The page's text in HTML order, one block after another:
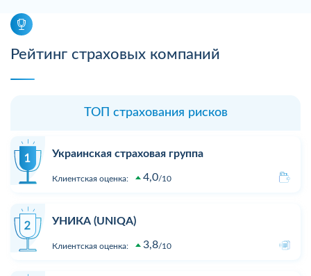
Рейтинг страховых компаний
ТОП страхования рисков
Украинская страховая группа
Клиентская оценка: 4,0 10
УНИКА (UNIQA)
Клиентская оценка: 3,8 10